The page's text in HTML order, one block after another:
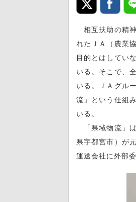
相互扶助の精
れたＪＡ（農業
目的とはしてい
いる。そこで、
いる。ＪＡグル
流」という仕組
いる。
「県域物流」
県宇都宮市）が
運送会社に外部